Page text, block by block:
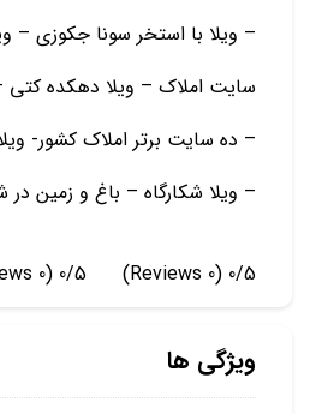
– ویلا با استخر سونا جکوزی –
سایت املاک – ویلا دهکده
– ده سایت برتر املاک کشور-
– ویلا شکارگاه – باغ و زمين در
0/5
(0 Reviews)
0/5
(0 Reviews)
ویژگی ها